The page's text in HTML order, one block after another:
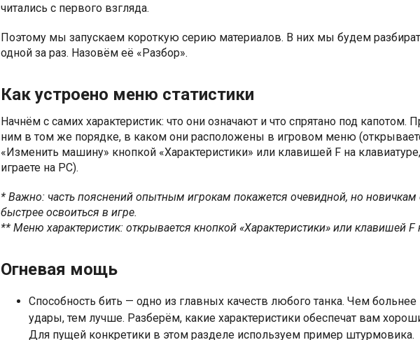
читались с первого взгляда.
Поэтому мы запускаем короткую серию материалов. В них мы будем
одной за раз. Назовём её «Разбор».
Как устроено меню статистики
Начнём с самих характеристик: что они означают и что спрятано под капотом.
ним в том же порядке, в каком они расположены в игровом меню
«Изменить машину» кнопкой «Характеристики» или клавишей F на
играете на PC).
* Важно: часть пояснений опытным игрокам покажется очевидной, но новичкам
быстрее освоиться в игре.
** Меню характеристик: открывается кнопкой «Характеристики» или клавишей F
Огневая мощь
Способность бить — одно из главных качеств любого танка. Чем
удары, тем лучше. Разберём, какие характеристики обеспечат вам
Для пущей конкретики в этом разделе используем пример штурмовика.